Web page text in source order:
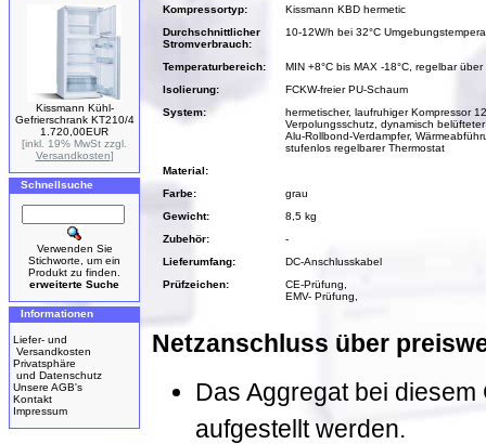
Kissmann Kühl-
Gefrierschrank KT210/4
1.720,00EUR
[inkl. 19% MwSt zzgl.
Versandkosten]
Schnellsuche
Verwenden Sie
Stichworte, um ein
Produkt zu finden.
erweiterte Suche
Informationen
Liefer- und
Versandkosten
Privatsphäre
und Datenschutz
Unsere AGB's
Kontakt
Impressum
Kompressortyp:
Kissmann KBD hermetic
Durchschnittlicher
Stromverbrauch:
10-12W/h bei 32°C
Temperaturbereich:
MIN +8°C bis MAX -18°C, regelbar
Isolierung:
FCKW-freier PU-Schaum
System:
hermetischer, laufruhiger Kompressor
Verpolungsschutz, dynamisch
Alu-Rollbond-Verdampfer,
stufenlos regelbarer Thermostat
Material:
Farbe:
grau
Gewicht:
8,5 kg
Zubehör:
-
Lieferumfang:
DC-Anschlusskabel
Prüfzeichen:
CE-Prüfung,
EMV- Prüfung,
Netzanschluss über
Das Aggregat bei
aufgestellt werden.